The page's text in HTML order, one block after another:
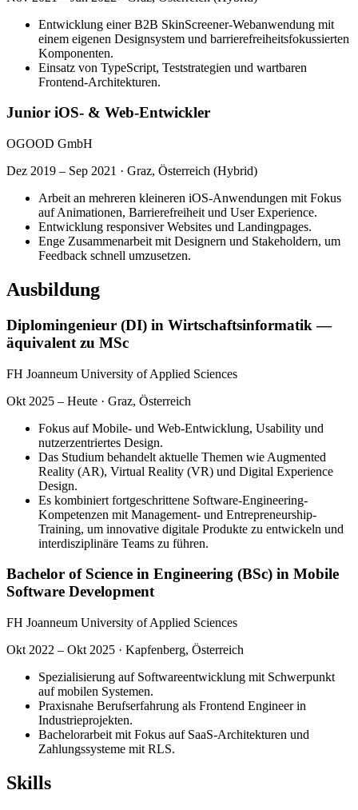
Entwicklung einer B2B SkinScreener-Webanwendung mit
einem eigenen Designsystem und barrierefreiheitsfokussierten
Komponenten.
Einsatz von TypeScript, Teststrategien und wartbaren
Frontend-Architekturen.
Junior iOS- & Web-Entwickler
OGOOD GmbH
Dez 2019 – Sep 2021 · Graz, Österreich (Hybrid)
Arbeit an mehreren kleineren iOS-Anwendungen mit Fokus
auf Animationen, Barrierefreiheit und User Experience.
Entwicklung responsiver Websites und Landingpages.
Enge Zusammenarbeit mit Designern und Stakeholdern, um
Feedback schnell umzusetzen.
Ausbildung
Diplomingenieur (DI) in Wirtschaftsinformatik —
äquivalent zu MSc
FH Joanneum University of Applied Sciences
Okt 2025 – Heute · Graz, Österreich
Fokus auf Mobile- und Web-Entwicklung, Usability und
nutzerzentriertes Design.
Das Studium behandelt aktuelle Themen wie Augmented
Reality (AR), Virtual Reality (VR) und Digital Experience
Design.
Es kombiniert fortgeschrittene Software-Engineering-
Kompetenzen mit Management- und Entrepreneurship-
Training, um innovative digitale Produkte zu entwickeln und
interdisziplinäre Teams zu führen.
Bachelor of Science in Engineering (BSc) in Mobile
Software Development
FH Joanneum University of Applied Sciences
Okt 2022 – Okt 2025 · Kapfenberg, Österreich
Spezialisierung auf Softwareentwicklung mit Schwerpunkt
auf mobilen Systemen.
Praxisnahe Berufserfahrung als Frontend Engineer in
Industrieprojekten.
Bachelorarbeit mit Fokus auf SaaS-Architekturen und
Zahlungssysteme mit RLS.
Skills